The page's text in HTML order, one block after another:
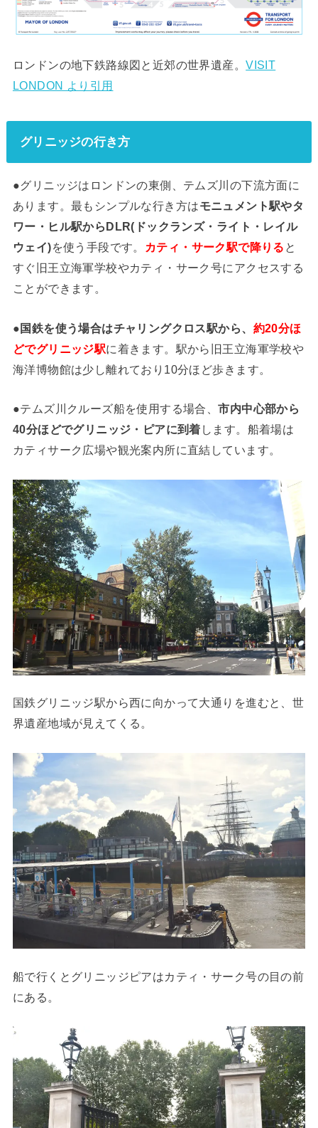
ロンドンの地下鉄路線図と近郊の世界遺産。VISIT
LONDON より引用
グリニッジの行き方
●グリニッジはロンドンの東側、テムズ川の下流方面に
あります。最もシンプルな行き方はモニュメント駅やタ
ワー・ヒル駅からDLR(ドックランズ・ライト・レイル
ウェイ)を使う手段です。 カティ・サーク駅で降りる と
すぐ旧王立海軍学校やカティ・サーク号にアクセスする
ことができます。
●国鉄を使う場合はチャリングクロス駅から、 約20分ほ
どでグリニッジ駅に着きます。駅から旧王立海軍学校や
海洋博物館は少し離れており10分ほど歩きます。
●テムズ川クルーズ船を使用する場合、市内中心部から
40分ほどでグリニッジ・ピアに到着 します。船着場は
カティサーク広場や観光案内所に直結しています。
国鉄グリニッジ駅から西に向かって大通りを進むと、世
界遺産地域が見えてくる。
船で行くとグリニッジピアはカティ・サーク号の目の前
にある。